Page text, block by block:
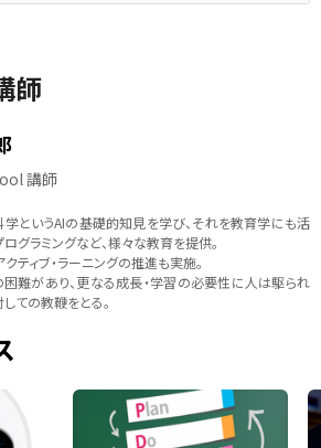
師
講師
というAIの基礎的知見を学び、それを教育学にも活
ログラミングなど、様々な教育を提供。
ティブ・ラーニングの推進も実施。
困難があり、更なる成長・学習の必要性に人は駆られ
ての教鞭をとる。